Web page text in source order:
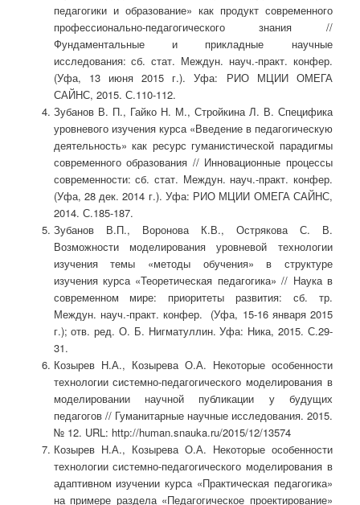
педагогики и образование» как продукт современного
профессионально-педагогического знания //
Фундаментальные и прикладные научные
исследования: сб. стат. Междун. науч.-практ. конфер.
(Уфа, 13 июня 2015 г.). Уфа: РИО МЦИИ ОМЕГА
САЙНС, 2015. С.110-112.
Зубанов В. П., Гайко Н. М., Стройкина Л. В. Специфика
уровневого изучения курса «Введение в педагогическую
деятельность» как ресурс гуманистической парадигмы
современного образования // Инновационные процессы
современности: сб. стат. Междун. науч.-практ. конфер.
(Уфа, 28 дек. 2014 г.). Уфа: РИО МЦИИ ОМЕГА САЙНС,
2014. С.185-187.
Зубанов В.П., Воронова К.В., Острякова С. В.
Возможности моделирования уровневой технологии
изучения темы «методы обучения» в структуре
изучения курса «Теоретическая педагогика» // Наука в
современном мире: приоритеты развития: сб. тр.
Междун. науч.-практ. конфер. (Уфа, 15-16 января 2015
г.); отв. ред. О. Б. Нигматуллин. Уфа: Ника, 2015. С.29-
31.
Козырев Н.А., Козырева О.А. Некоторые особенности
технологии системно-педагогического моделирования в
моделировании научной публикации у будущих
педагогов // Гуманитарные научные исследования. 2015.
№ 12. URL: http://human.snauka.ru/2015/12/13574
Козырев Н.А., Козырева О.А. Некоторые особенности
технологии системно-педагогического моделирования в
адаптивном изучении курса «Практическая педагогика»
на примере раздела «Педагогическое проектирование»